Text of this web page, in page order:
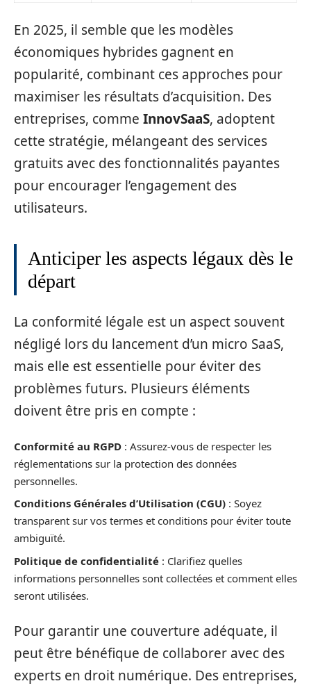
En 2025, il semble que les modèles
économiques hybrides gagnent en
popularité, combinant ces approches pour
maximiser les résultats d’acquisition. Des
entreprises, comme InnovSaaS, adoptent
cette stratégie, mélangeant des services
gratuits avec des fonctionnalités payantes
pour encourager l’engagement des
utilisateurs.
Anticiper les aspects légaux dès le
départ
La conformité légale est un aspect souvent
négligé lors du lancement d’un micro SaaS,
mais elle est essentielle pour éviter des
problèmes futurs. Plusieurs éléments
doivent être pris en compte :
Conformité au RGPD : Assurez-vous de respecter les
réglementations sur la protection des données
personnelles.
Conditions Générales d’Utilisation (CGU) : Soyez
transparent sur vos termes et conditions pour éviter toute
ambiguïté.
Politique de confidentialité : Clarifiez quelles
informations personnelles sont collectées et comment elles
seront utilisées.
Pour garantir une couverture adéquate, il
peut être bénéfique de collaborer avec des
experts en droit numérique. Des entreprises,